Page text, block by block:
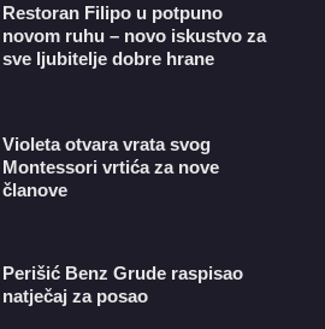
Restoran Filipo u potpuno
novom ruhu – novo iskustvo za
sve ljubitelje dobre hrane
Violeta otvara vrata svog
Montessori vrtića za nove
članove
Perišić Benz Grude raspisao
natječaj za posao